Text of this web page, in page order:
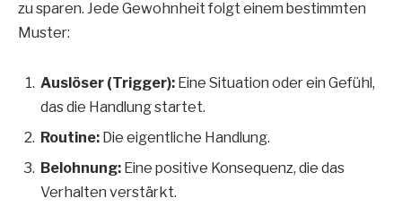
zu sparen. Jede Gewohnheit folgt einem bestimmten
Muster:
Auslöser (Trigger): Eine Situation oder ein Gefühl,
das die Handlung startet.
Routine: Die eigentliche Handlung.
Belohnung: Eine positive Konsequenz, die das
Verhalten verstärkt.